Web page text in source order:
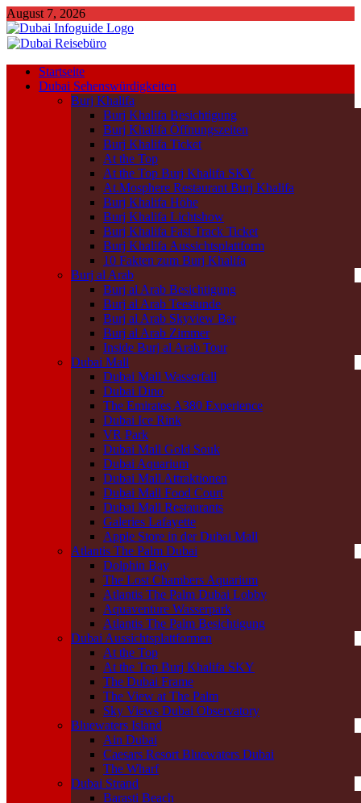
August 7, 2026
Startseite
Dubai Sehenswürdigkeiten
Burj Khalifa
Burj Khalifa Besichtigung
Burj Khalifa Öffnungszeiten
Burj Khalifa Ticket
At the Top
At the Top Burj Khalifa SKY
At.Mosphere Restaurant Burj Khalifa
Burj Khalifa Höhe
Burj Khalifa Lichtshow
Burj Khalifa Fast Track Ticket
Burj Khalifa Aussichtsplattform
10 Fakten zum Burj Khalifa
Burj al Arab
Burj al Arab Besichtigung
Burj al Arab Teestunde
Burj al Arab Skyview Bar
Burj al Arab Zimmer
Inside Burj al Arab Tour
Dubai Mall
Dubai Mall Wasserfall
Dubai Dino
The Emirates A380 Experience
Dubai Ice Rink
VR Park
Dubai Mall Gold Souk
Dubai Aquarium
Dubai Mall Attraktionen
Dubai Mall Food Court
Dubai Mall Restaurants
Galeries Lafayette
Apple Store in der Dubai Mall
Atlantis The Palm Dubai
Dolphin Bay
The Lost Chambers Aquarium
Atlantis The Palm Dubai Lobby
Aquaventure Wasserpark
Atlantis The Palm Besichtigung
Dubai Aussichtsplattformen
At the Top
At the Top Burj Khalifa SKY
The Dubai Frame
The View at The Palm
Sky Views Dubai Observatory
Bluewaters Island
Ain Dubai
Caesars Resort Bluewaters Dubai
The Wharf
Dubai Strand
Barasti Beach